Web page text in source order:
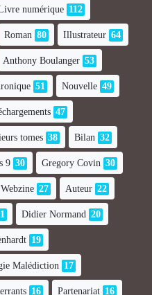
numérique 112
Roman 80 Illustrateur 64
Anthony Boulanger 53
51 Nouvelle 49
47
tomes 38 Bilan 32
9 30 Gregory Covin 30
Webzine 27 Auteur 22
Didier Normand 20
19
Malédiction 17
16 Partenariat 16